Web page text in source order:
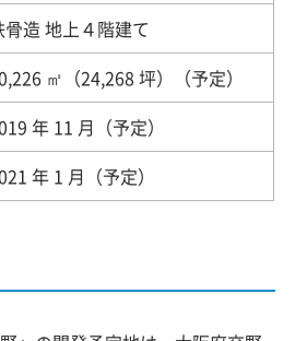
骨造 地上４階建て
㎡（24,268 坪）（予定）
年 11 月（予定）
年 1 月（予定）